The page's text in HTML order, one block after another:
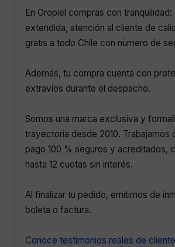
En Oropiel compras con tranquilidad:
extendida, atención al cliente de
gratis a todo Chile con número de
Además, tu compra cuenta con
extravíos durante el despacho.
Somos una marca exclusiva y
trayectoria desde 2010. Trabajamos
pago 100 % seguros y acreditados,
hasta 12 cuotas sin interés.
Al finalizar tu pedido, emitimos de
boleta o factura.
Conoce testimonios reales de